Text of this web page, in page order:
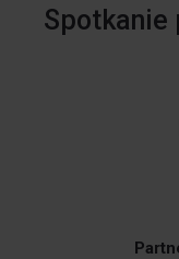
Spotkanie